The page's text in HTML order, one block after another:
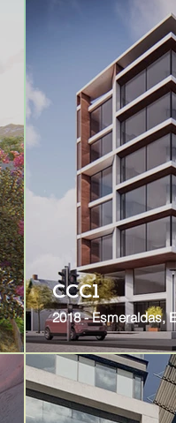
CCC1
2018 - Esmeraldas,